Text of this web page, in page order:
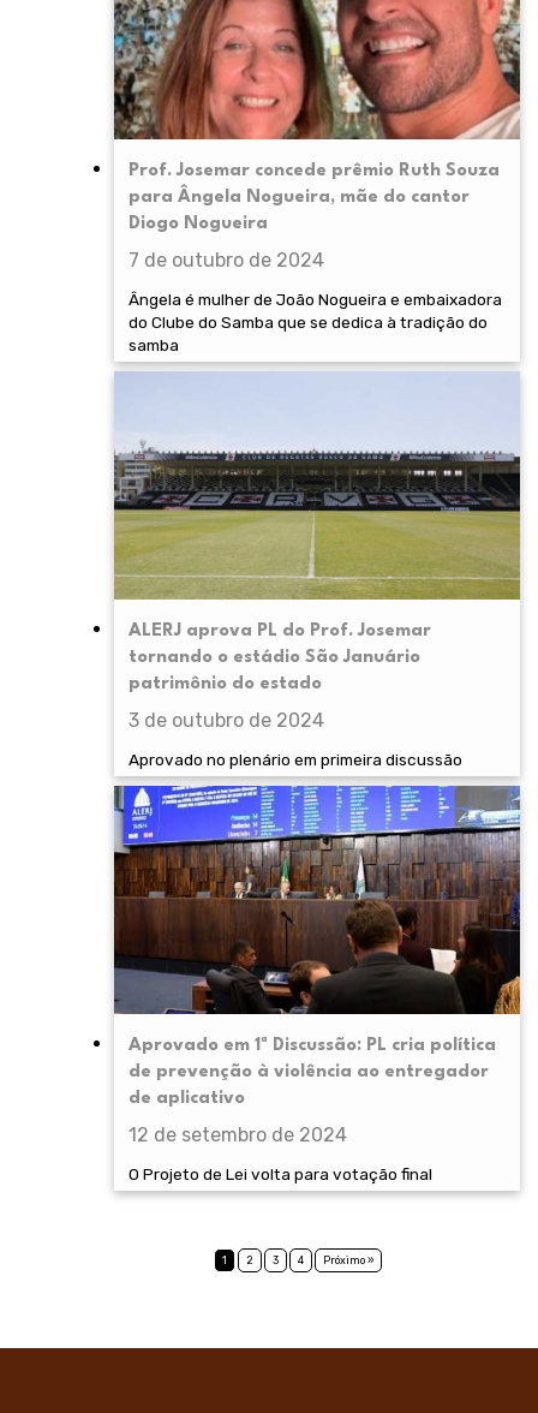
Prof. Josemar concede prêmio Ruth Souza
para Ângela Nogueira, mãe do cantor
Diogo Nogueira
7 de outubro de 2024
Ângela é mulher de João Nogueira e embaixadora
do Clube do Samba que se dedica à tradição do
samba
ALERJ aprova PL do Prof. Josemar
tornando o estádio São Januário
patrimônio do estado
3 de outubro de 2024
Aprovado no plenário em primeira discussão
Aprovado em 1ª Discussão: PL cria política
de prevenção à violência ao entregador
de aplicativo
12 de setembro de 2024
O Projeto de Lei volta para votação final
1 2 3 4 Próximo »